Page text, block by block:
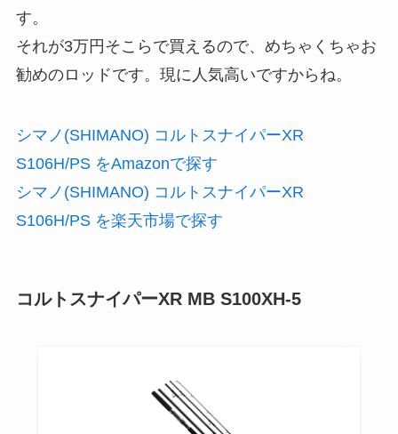
す。
それが3万円そこらで買えるので、めちゃくちゃお
勧めのロッドです。現に人気高いですからね。
シマノ(SHIMANO) コルトスナイパーXR
S106H/PS をAmazonで探す
シマノ(SHIMANO) コルトスナイパーXR
S106H/PS を楽天市場で探す
コルトスナイパーXR MB S100XH-5